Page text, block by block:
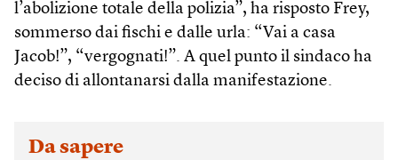
l’abolizione totale della polizia”, ha risposto Frey,
sommerso dai fischi e dalle urla: “Vai a casa
Jacob!”, “vergognati!”. A quel punto il sindaco ha
deciso di allontanarsi dalla manifestazione.
Da sapere